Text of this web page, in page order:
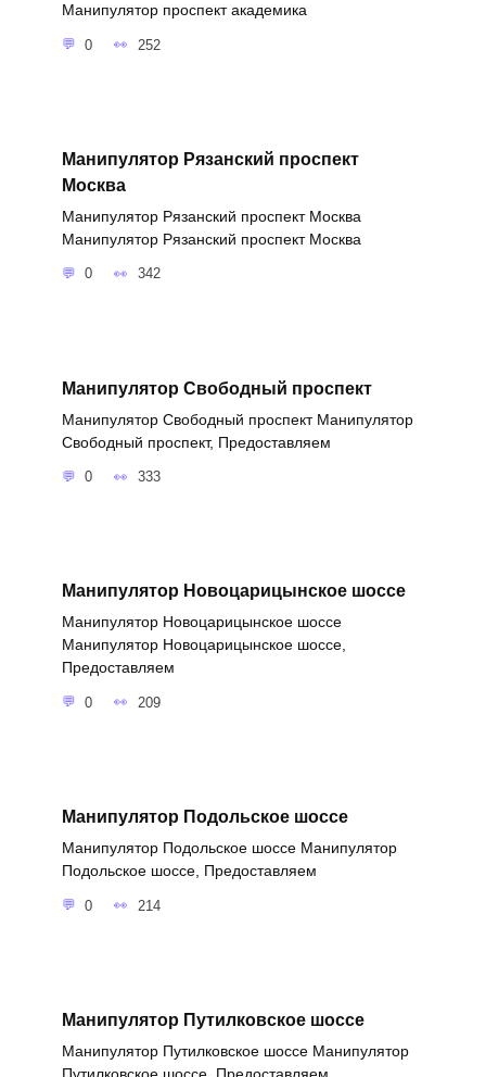
Манипулятор проспект академика
0 252
Манипулятор Рязанский проспект
Москва
Манипулятор Рязанский проспект Москва
Манипулятор Рязанский проспект Москва
0 342
Манипулятор Свободный проспект
Манипулятор Свободный проспект Манипулятор
Свободный проспект, Предоставляем
0 333
Манипулятор Новоцарицынское шоссе
Манипулятор Новоцарицынское шоссе
Манипулятор Новоцарицынское шоссе,
Предоставляем
0 209
Манипулятор Подольское шоссе
Манипулятор Подольское шоссе Манипулятор
Подольское шоссе, Предоставляем
0 214
Манипулятор Путилковское шоссе
Манипулятор Путилковское шоссе Манипулятор
Путилковское шоссе, Предоставляем